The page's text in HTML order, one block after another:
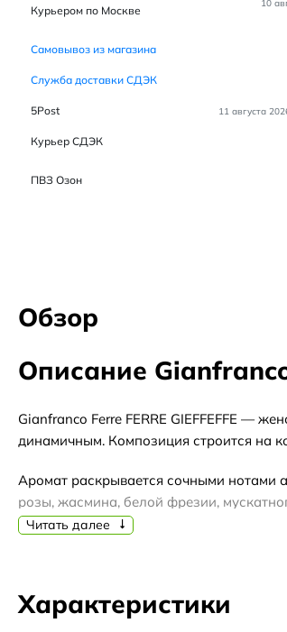
Курьером по Москве 10
Самовывоз из магазина
Служба доставки СДЭК
5Post 11 августа
Курьер СДЭК
ПВЗ Озон
Обзор
Описание Gianfranco
Gianfranco Ferre FERRE GIEFFEFFE —
динамичным. Композиция строится на
Аромат раскрывается сочными нотами
розы, жасмина, белой фрезии,
кедром, придавая композиции стойкость
упаковки. В каталоге также доступен
Читать далее
Характеристики